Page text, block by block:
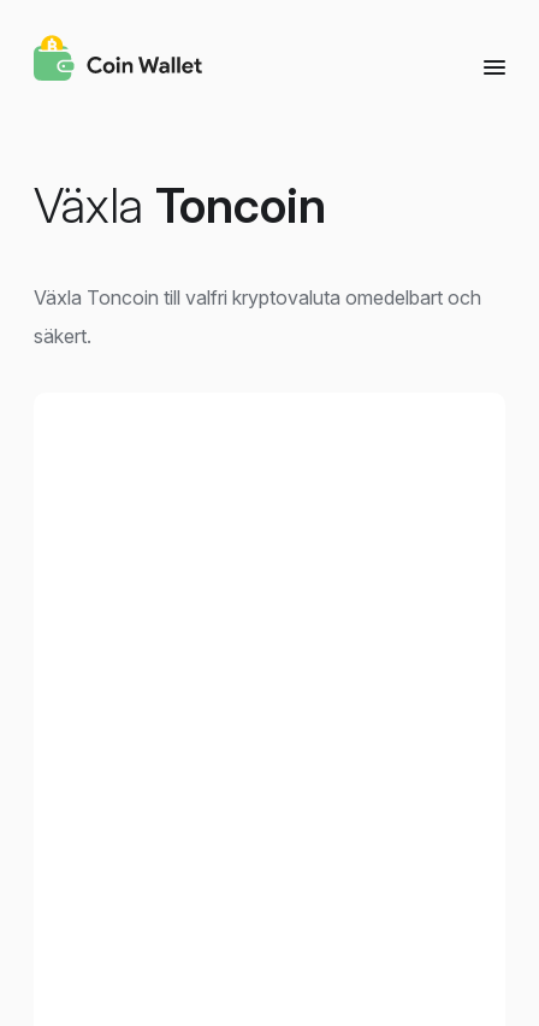
Växla Toncoin
Växla Toncoin till valfri kryptovaluta omedelbart och
säkert.